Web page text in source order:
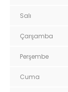
Salı
Çarşamba
Perşembe
Cuma